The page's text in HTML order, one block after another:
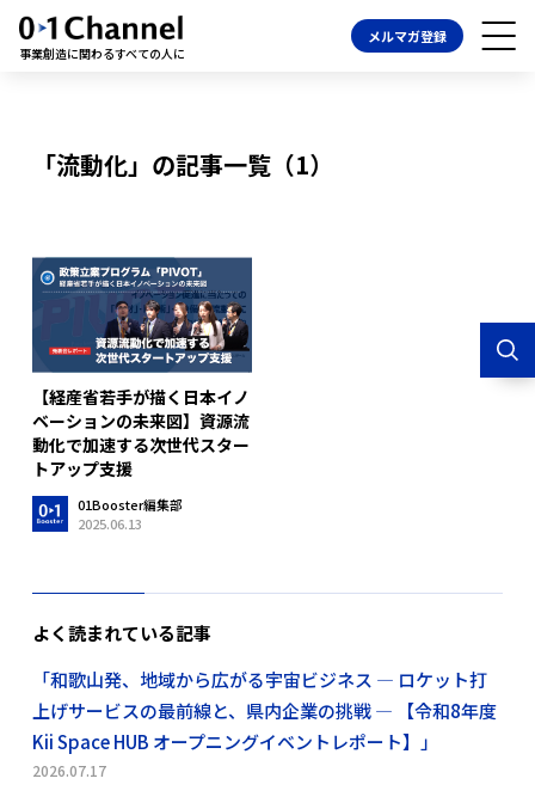
事業創造に関わるすべての人に
メルマガ登録
「流動化」の記事一覧（1）
【経産省若手が描く日本イノ
ベーションの未来図】資源流
動化で加速する次世代スター
トアップ支援
01Booster編集部
2025.06.13
よく読まれている記事
「和歌山発、地域から広がる宇宙ビジネス ― ロケット打
上げサービスの最前線と、県内企業の挑戦 ― 【令和8年度
Kii Space HUB オープニングイベントレポート】」
2026.07.17